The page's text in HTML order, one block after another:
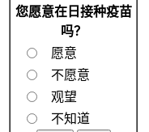
您愿意在日接种疫苗
吗？
愿意
不愿意
观望
不知道